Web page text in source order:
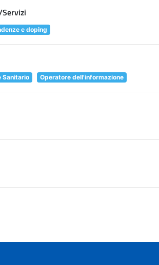
e doping
Sanitario Operatore dell'informazione